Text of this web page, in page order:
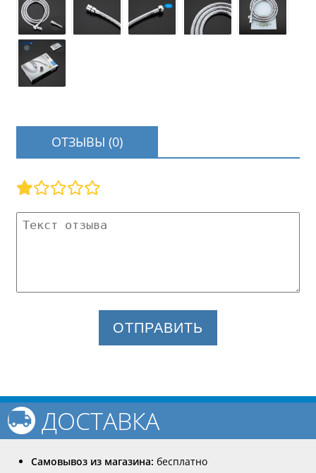
ОТЗЫВЫ (0)
ОТПРАВИТЬ
ДОСТАВКА
Самовывоз из магазина: бесплатно